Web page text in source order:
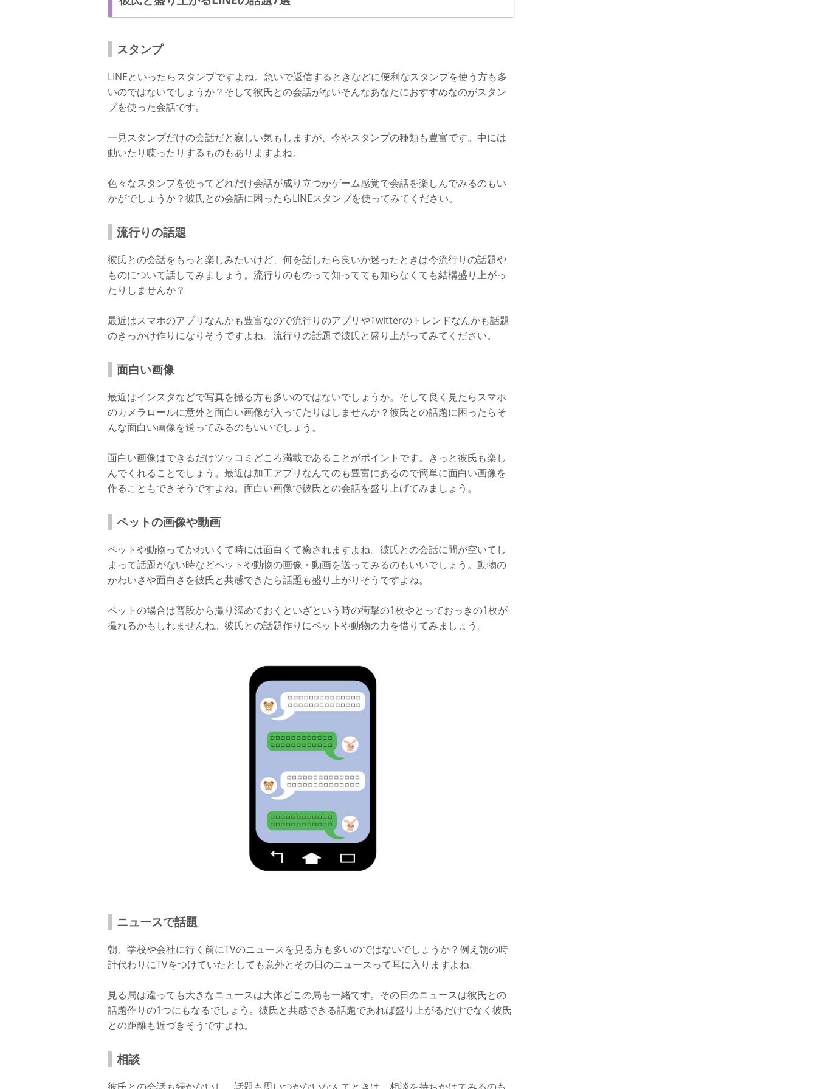
スタンプ
LINEといったらスタンプですよね。急いで返信するときなどに便利なスタンプを使う方も多
いのではないでしょうか？そして彼氏との会話がないそんなあなたにおすすめなのがスタン
プを使った会話です。
一見スタンプだけの会話だと寂しい気もしますが、今やスタンプの種類も豊富です。中には
動いたり喋ったりするものもありますよね。
色々なスタンプを使ってどれだけ会話が成り立つかゲーム感覚で会話を楽しんでみるのもい
かがでしょうか？彼氏との会話に困ったらLINEスタンプを使ってみてください。
流行りの話題
彼氏との会話をもっと楽しみたいけど、何を話したら良いか迷ったときは今流行りの話題や
ものについて話してみましょう。流行りのものって知ってても知らなくても結構盛り上がっ
たりしませんか？
最近はスマホのアプリなんかも豊富なので流行りのアプリやTwitterのトレンドなんかも話題
のきっかけ作りになりそうですよね。流行りの話題で彼氏と盛り上がってみてください。
面白い画像
最近はインスタなどで写真を撮る方も多いのではないでしょうか。そして良く見たらスマホ
のカメラロールに意外と面白い画像が入ってたりはしませんか？彼氏との話題に困ったらそ
んな面白い画像を送ってみるのもいいでしょう。
面白い画像はできるだけツッコミどころ満載であることがポイントです。きっと彼氏も楽し
んでくれることでしょう。最近は加工アプリなんてのも豊富にあるので簡単に面白い画像を
作ることもできそうですよね。面白い画像で彼氏との会話を盛り上げてみましょう。
ペットの画像や動画
ペットや動物ってかわいくて時には面白くて癒されますよね。彼氏との会話に間が空いてし
まって話題がない時などペットや動物の画像・動画を送ってみるのもいいでしょう。動物の
かわいさや面白さを彼氏と共感できたら話題も盛り上がりそうですよね。
ペットの場合は普段から撮り溜めておくといざという時の衝撃の1枚やとっておっきの1枚が
撮れるかもしれませんね。彼氏との話題作りにペットや動物の力を借りてみましょう。
ニュースで話題
朝、学校や会社に行く前にTVのニュースを見る方も多いのではないでしょうか？例え朝の時
計代わりにTVをつけていたとしても意外とその日のニュースって耳に入りますよね。
見る局は違っても大きなニュースは大体どこの局も一緒です。その日のニュースは彼氏との
話題作りの1つにもなるでしょう。彼氏と共感できる話題であれば盛り上がるだけでなく彼氏
との距離も近づきそうですよね。
相談